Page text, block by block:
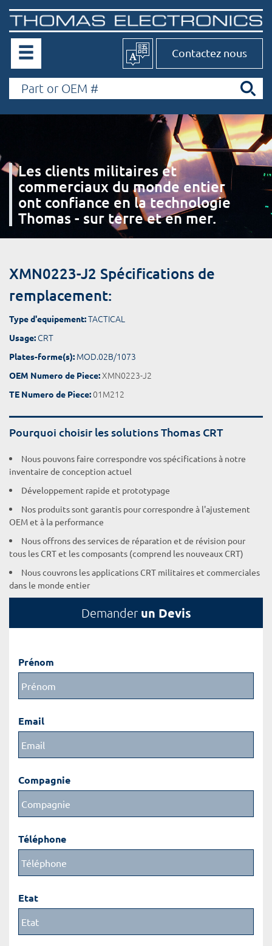
Contactez nous
Les clients militaires et
commerciaux du monde entier
ont confiance en la technologie
Thomas - sur terre et en mer.
XMN0223-J2 Spécifications de
remplacement:
Type d'equipement:TACTICAL
Usage: CRT
Plates-forme(s): MOD.02B/1073
OEM Numero de Piece:XMN0223-J2
TE Numero de Piece:01M212
Pourquoi choisir les solutions Thomas CRT
Nous pouvons faire correspondre vos spécifications à notre
inventaire de conception actuel
Développement rapide et prototypage
Nos produits sont garantis pour correspondre à l'ajustement
OEM et à la performance
Nous offrons des services de réparation et de révision pour
tous les CRT et les composants (comprend les nouveaux CRT)
Nous couvrons les applications CRT militaires et commerciales
dans le monde entier
Demander un Devis
Prénom
Email
Compagnie
Téléphone
Etat